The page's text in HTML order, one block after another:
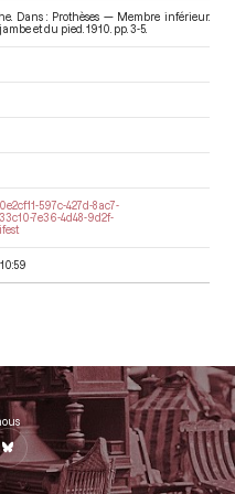
Dans : Prothèses — Membre inférieur.
et du pied . 1910. pp. 3-5.
597c-427d-8ac7-
7e36-4d48-9d2f-